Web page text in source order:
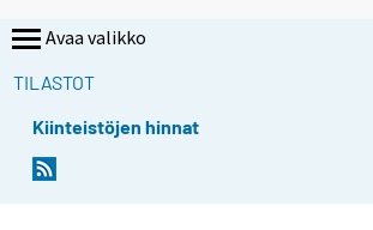
Avaa valikko
TILASTOT
Kiinteistöjen hinnat